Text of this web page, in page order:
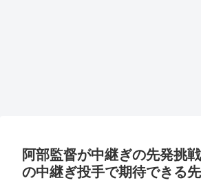
阿部監督が中継ぎの先発挑
の中継ぎ投手で期待できる